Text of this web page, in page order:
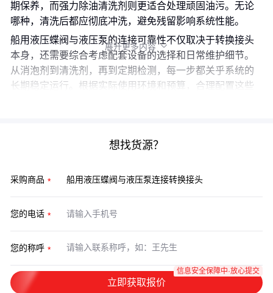
期保养，而强力除油清洗剂则更适合处理顽固油污。无论
哪种，清洗后都应彻底冲洗，避免残留影响系统性能。
船用液压蝶阀与液压泵的连接可靠性不仅取决于转换接头
本身，还需要综合考虑配套设备的选择和日常维护细节。
从消泡剂到清洗剂，再到定期检测，每一步都关乎系统的
长期稳定运行。根据实际使用环境和预算，合理配置这些
展开更多内容 
想找货源？
采购商品
您的电话
您的称呼
立即获取报价
信息安全保障中·放心提交